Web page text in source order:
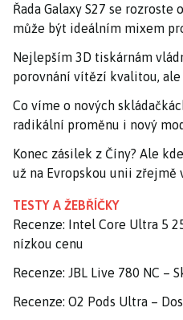
Řada Galaxy S27 se
může být ideálním mixem
Nejlepším 3D tiskárnám
porovnání vítězí kvalitou,
Co víme o nových
radikální proměnu i nový
Konec zásilek z Číny? Ale
už na Evropskou unii zřejmě
TESTY A ŽEBŘÍČKY
Recenze: Intel Core Ultra 5
nízkou cenu
Recenze: JBL Live 780 NC –
Recenze: O2 Pods Ultra –